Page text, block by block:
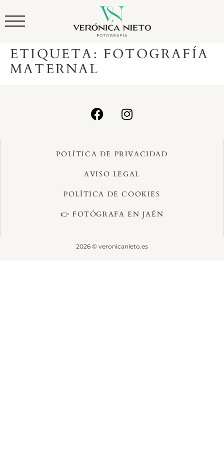
ETIQUETA: FOTOGRAFÍA
MATERNAL
POLÍTICA DE PRIVACIDAD
AVISO LEGAL
POLÍTICA DE COOKIES
👉 FOTÓGRAFA EN JAÉN
2026 © veronicanieto.es